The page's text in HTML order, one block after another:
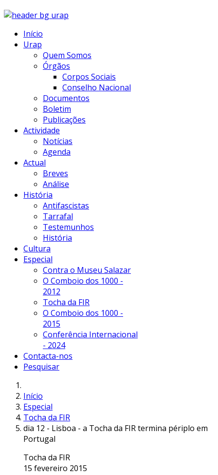
Início
Urap
Quem Somos
Órgãos
Corpos Sociais
Conselho Nacional
Documentos
Boletim
Publicações
Actividade
Notícias
Agenda
Actual
Breves
Análise
História
Antifascistas
Tarrafal
Testemunhos
História
Cultura
Especial
Contra o Museu Salazar
O Comboio dos 1000 -
2012
Tocha da FIR
O Comboio dos 1000 -
2015
Conferência Internacional
- 2024
Contacta-nos
Pesquisar
Início
Especial
Tocha da FIR
dia 12 - Lisboa - a Tocha da FIR termina périplo em
Portugal
Tocha da FIR
15 fevereiro 2015